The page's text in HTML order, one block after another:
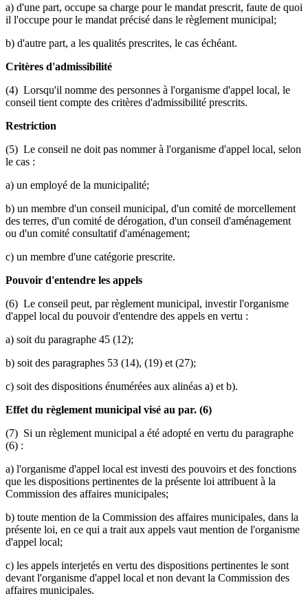
a) d'une part, occupe sa charge pour le mandat prescrit, faute de quoi
il l'occupe pour le mandat précisé dans le règlement municipal;
b) d'autre part, a les qualités prescrites, le cas échéant.
Critères d'admissibilité
(4) Lorsqu'il nomme des personnes à l'organisme d'appel local, le
conseil tient compte des critères d'admissibilité prescrits.
Restriction
(5) Le conseil ne doit pas nommer à l'organisme d'appel local, selon
le cas :
a) un employé de la municipalité;
b) un membre d'un conseil municipal, d'un comité de morcellement
des terres, d'un comité de dérogation, d'un conseil d'aménagement
ou d'un comité consultatif d'aménagement;
c) un membre d'une catégorie prescrite.
Pouvoir d'entendre les appels
(6) Le conseil peut, par règlement municipal, investir l'organisme
d'appel local du pouvoir d'entendre des appels en vertu :
a) soit du paragraphe 45 (12);
b) soit des paragraphes 53 (14), (19) et (27);
c) soit des dispositions énumérées aux alinéas a) et b).
Effet du règlement municipal visé au par. (6)
(7) Si un règlement municipal a été adopté en vertu du paragraphe
(6) :
a) l'organisme d'appel local est investi des pouvoirs et des fonctions
que les dispositions pertinentes de la présente loi attribuent à la
Commission des affaires municipales;
b) toute mention de la Commission des affaires municipales, dans la
présente loi, en ce qui a trait aux appels vaut mention de l'organisme
d'appel local;
c) les appels interjetés en vertu des dispositions pertinentes le sont
devant l'organisme d'appel local et non devant la Commission des
affaires municipales.